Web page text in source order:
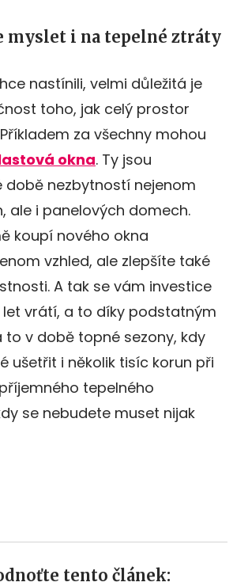
myslet i na tepelné ztráty
nastínili, velmi důležitá je
toho, jak celý prostor
za všechny mohou
okna. Ty jsou
době nezbytností nejenom
ale i panelových domech.
koupí nového okna
vzhled, ale zlepšíte také
A tak se vám investice
vrátí, a to díky podstatným
to v době topné sezony, kdy
ušetřit i několik tisíc korun při
tepelného
se nebudete muset nijak
tento článek: